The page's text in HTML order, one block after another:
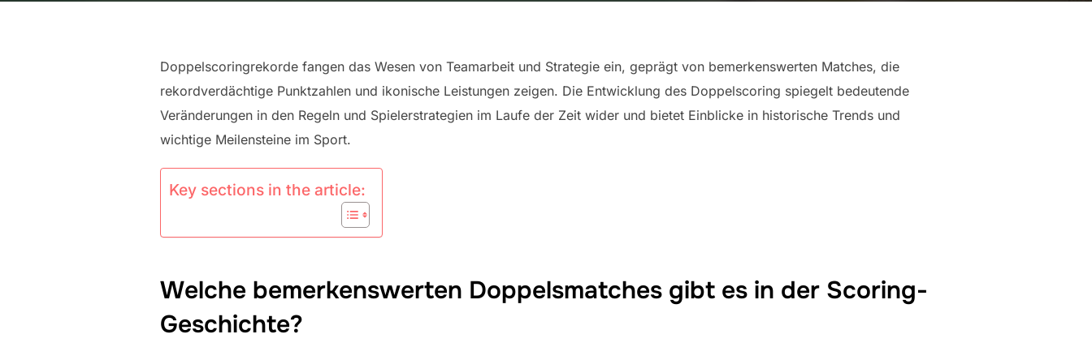
Doppelscoringrekorde fangen das Wesen von Teamarbeit und Strategie ein, geprägt von bemerkenswerten Matches, die
rekordverdächtige Punktzahlen und ikonische Leistungen zeigen. Die Entwicklung des Doppelscoring spiegelt bedeutende
Veränderungen in den Regeln und Spielerstrategien im Laufe der Zeit wider und bietet Einblicke in historische Trends und
wichtige Meilensteine im Sport.
Key sections in the article:
Welche bemerkenswerten Doppelsmatches gibt es in der Scoring-
Geschichte?